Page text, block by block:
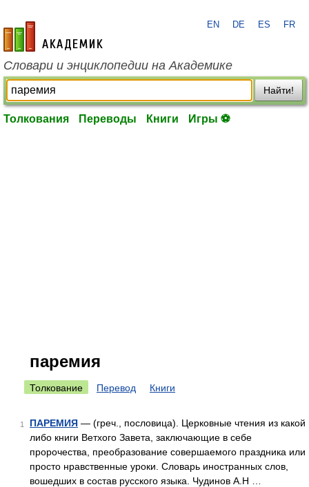
academic.ru
EN DE ES FR
Словари и энциклопедии на Академике
Найти!
Толкования Переводы Книги Игры ⚽
паремия
Толкование Перевод Книги
1 ПАРЕМИЯ — (греч., пословица). Церковные чтения из какой
либо книги Ветхого Завета, заключающие в себе
пророчества, преобразование совершаемого праздника или
просто нравственные уроки. Словарь иностранных слов,
вошедших в состав русского языка. Чудинов А.Н …